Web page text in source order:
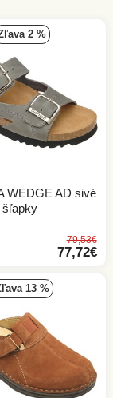
zľava 2 %
WEDGE AD sivé
šľapky
79,53€
77,72€
zľava 13 %